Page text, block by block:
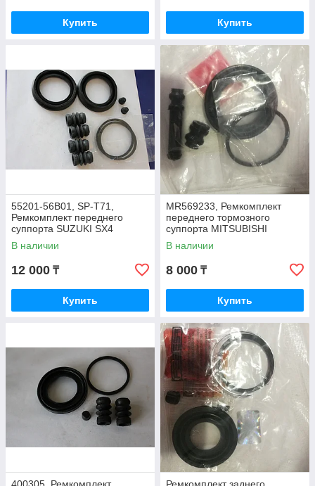
Купить Купить
55201-56B01, SP-T71,
Ремкомплект переднего
суппорта SUZUKI SX4
RW416, RW420, SEIKEN
JAPAN
В наличии
12 000 ₸
Купить
MR569233, Ремкомплект
переднего тормозного
суппорта MITSUBISHI
LANCER CS1A, CS2A, CS3A,
CS6A, ORIGINAL
В наличии
8 000 ₸
Купить